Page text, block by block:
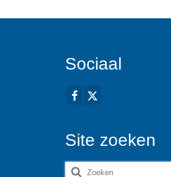
Sociaal
Site zoeken
Zoeken